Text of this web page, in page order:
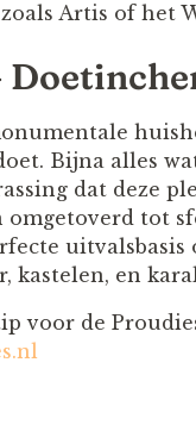
Artis of het
Bijna alles
dat deze
omgetoverd tot
kastelen, en
voor de